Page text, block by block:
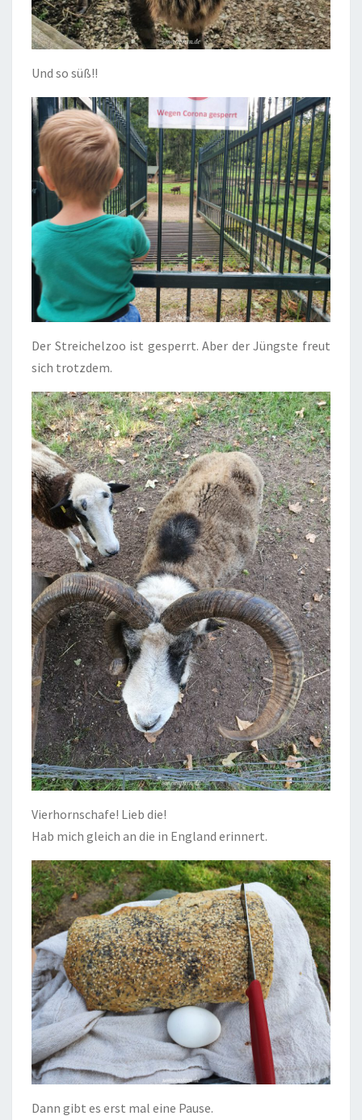
Und so süß!!
Der Streichelzoo ist gesperrt. Aber der Jüngste freut
sich trotzdem.
Vierhornschafe! Lieb die!
Hab mich gleich an die in England erinnert.
Dann gibt es erst mal eine Pause.